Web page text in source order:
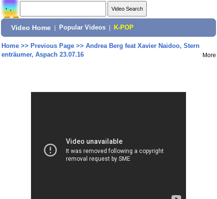
Video Home Popular Videos K-POP
Home>> Previous Page>> Andrea Berg feat Xavier Naidoo, Stern
enträumer, Aspach 23.07.16
More